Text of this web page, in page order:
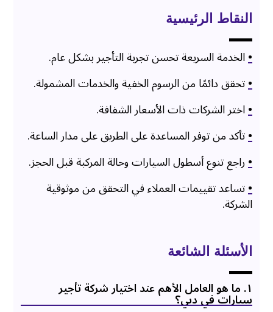
النقاط الرئيسية
•الخدمة السريعة تحسن تجربة التأجير بشكل عام.
•تحقق دائمًا من الرسوم الخفية والخدمات المشمولة.
•اختر الشركات ذات الأسعار الشفافة.
•تأكد من توفر المساعدة على الطريق على مدار الساعة.
•راجع تنوع أسطول السيارات وحالة المركبة قبل الحجز.
•تساعد تقييمات العملاء في التحقق من موثوقية
الشركة.
الأسئلة الشائعة
١. ما هو العامل الأهم عند اختيار شركة تأجير
سيارات في دبي؟